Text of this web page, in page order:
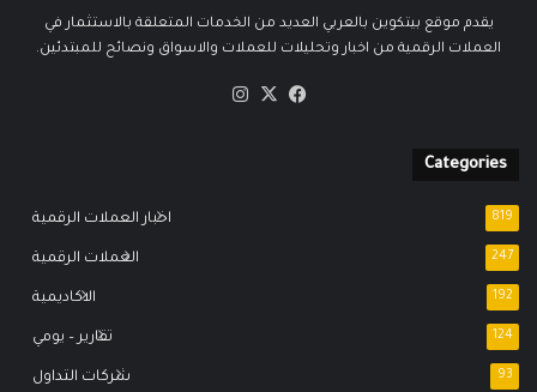
يقدم موقع بيتكوين بالعربي العديد من الخدمات المتعلقة بالاستثمار في
العملات الرقمية من اخبار وتحليلات للعملات والاسواق ونصائح للمبتدئين.
فيسبوك
‫X
Categories
اخبار العملات الرقمية 819
العملات الرقمية 247
الاكاديمية 192
تقارير – يومي 124
شركات التداول 93